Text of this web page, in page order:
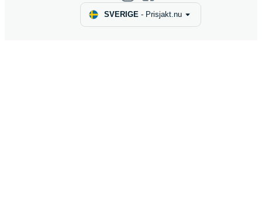
SVERIGE- Prisjakt.nu